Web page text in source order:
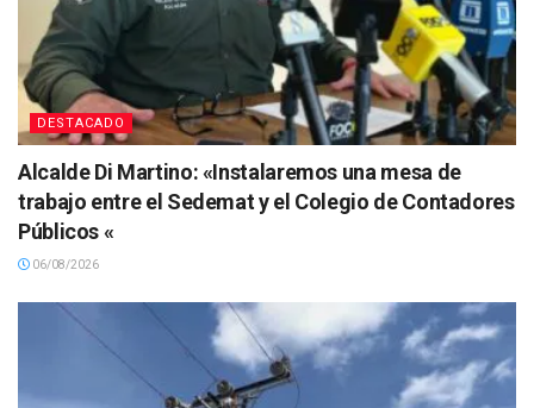
DESTACADO
Alcalde Di Martino: «Instalaremos una mesa de
trabajo entre el Sedemat y el Colegio de Contadores
Públicos «
06/08/2026